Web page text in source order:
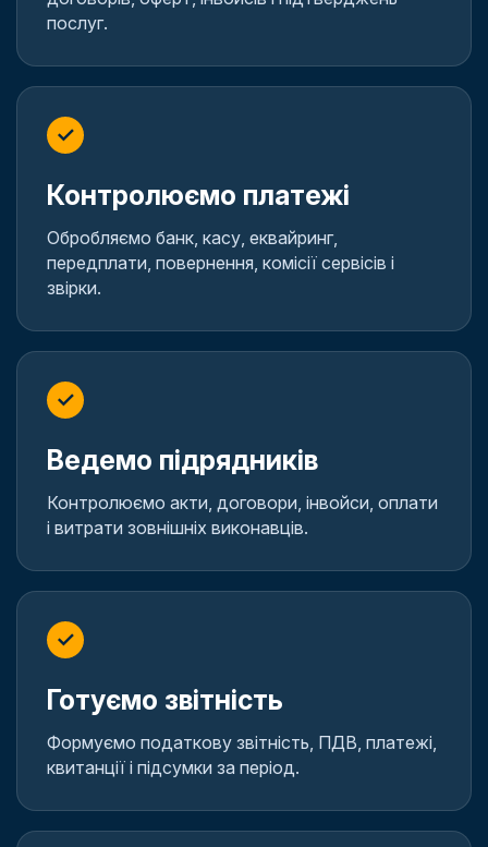
послуг.
✓
Контролюємо платежі
Обробляємо банк, касу, еквайринг,
передплати, повернення, комісії сервісів і
звірки.
✓
Ведемо підрядників
Контролюємо акти, договори, інвойси, оплати
і витрати зовнішніх виконавців.
✓
Готуємо звітність
Формуємо податкову звітність, ПДВ, платежі,
квитанції і підсумки за період.